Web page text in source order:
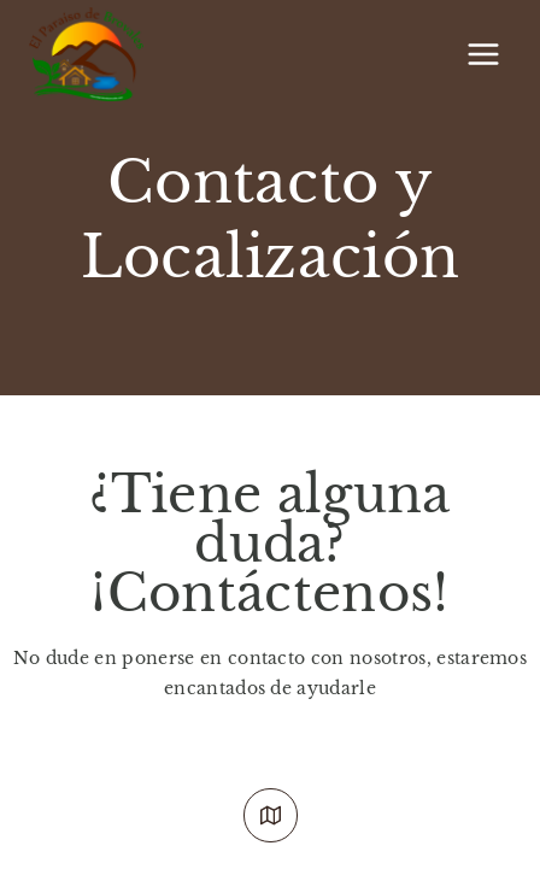
contenido
Contacto y
Localización
¿Tiene alguna
duda?
¡Contáctenos!​
No dude en ponerse en contacto con nosotros, estaremos
encantados de ayudarle